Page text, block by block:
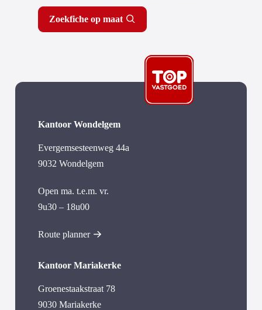
Zoekfiche op maat
Kantoor Wondelgem
Evergemsesteenweg 44a
9032 Wondelgem
Open ma. t.e.m. vr.
9u30 – 18u00
Route planner
Kantoor Mariakerke
Groenestaakstraat 78
9030 Mariakerke